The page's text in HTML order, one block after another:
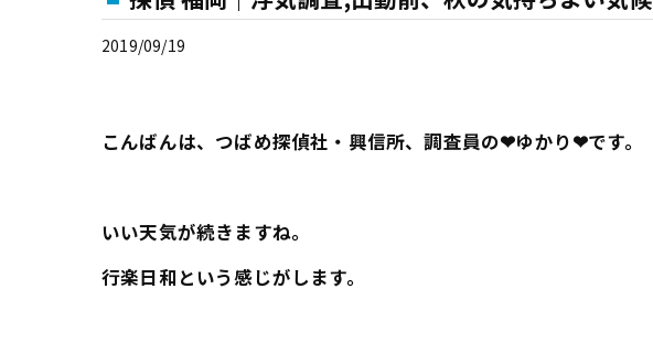
2019/09/19
こんばんは、つばめ探偵社・興信所、調査員の❤ゆかり❤です。
いい天気が続きますね。
行楽日和という感じがします。